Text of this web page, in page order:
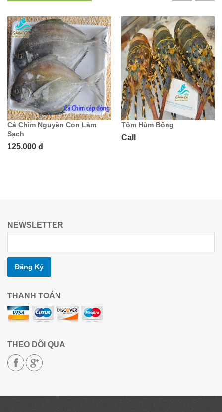
Cá Chim Nguyên Con Làm
Sạch
125.000 đ
Tôm Hùm Bông
Call
NEWSLETTER
Đăng Ký
THANH TOÁN
THEO DÕI QUA